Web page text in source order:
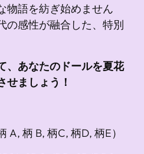
物語を紡ぎ始めません
の感性が融合した、特別
、あなたのドールを夏花
せましょう！
A, 柄 B, 柄C, 柄D, 柄E）